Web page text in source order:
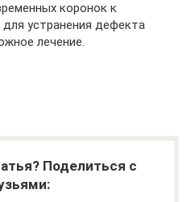
коронок к
устранения дефекта
лечение.
Поделиться с